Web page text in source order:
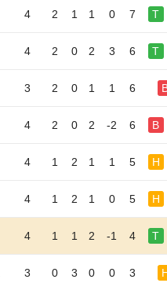
4 2 1 1 0 7 T
4 2 0 2 3 6 T
3 2 0 1 1 6
4 2 0 2 -2 6 B
4 1 2 1 1 5 H
4 1 2 1 0 5 H
4 1 1 2 -1 4 T
3 0 3 0 0 3